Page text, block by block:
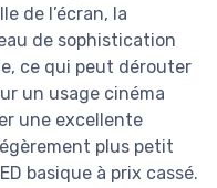
de l’écran, la
de sophistication
ce qui peut dérouter
un usage cinéma
une excellente
plus petit
basique à prix cassé.